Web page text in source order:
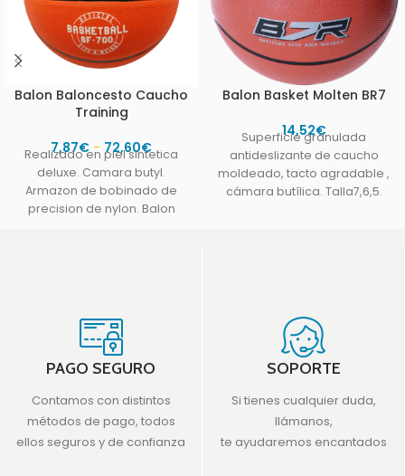
Balon Baloncesto Caucho
Training
7,87€ - 72,60€
Realizado en piel sintetica
deluxe. Camara butyl.
Armazon de bobinado de
precision de nylon. Balon
Balon Basket Molten BR7
14,52€
Superficie granulada
antideslizante de caucho
moldeado, tacto agradable ,
cámara butí­lica. Talla7,6,5.
PAGO SEGURO
Contamos con distintos
métodos de pago, todos
ellos seguros y de confianza
SOPORTE
Si tienes cualquier duda,
llámanos,
te ayudaremos encantados